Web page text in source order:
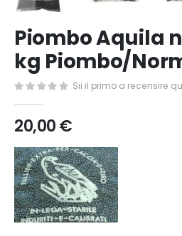
all'inizio
della
galleria
di
immagini
Piombo Aquila
kg Piombo/
Sii il primo a recensire
20,00 €